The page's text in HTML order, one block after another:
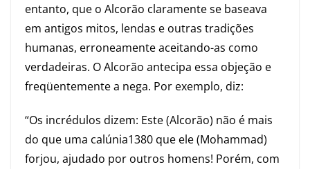
entanto, que o Alcorão claramente se baseava
em antigos mitos, lendas e outras tradições
humanas, erroneamente aceitando-as como
verdadeiras. O Alcorão antecipa essa objeção e
freqüentemente a nega. Por exemplo, diz:
“Os incrédulos dizem: Este (Alcorão) não é mais
do que uma calúnia1380 que ele (Mohammad)
forjou, ajudado por outros homens! Porém, com